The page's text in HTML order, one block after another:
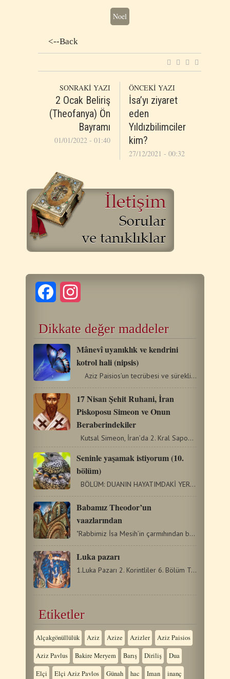
Noel
<--Back
SONRAKİ YAZI
2 Ocak Beliriş
(Theofanya) Ön
Bayramı
01/01/2022 - 01:40
ÖNCEKİ YAZI
İsa’yı ziyaret
eden
Yıldızbilimciler
kim?
27/12/2021 - 00:32
Facebook
Dikkate değer maddeler
Mânevî uyanıklık ve kendrini
kotrol hali (nipsis)
Aziz Paisios’un tecrübesi ve sürekli nipsis çalışması…
17 Nisan Şehit Ruhani, İran
Piskoposu Simeon ve Onun
Beraberindekiler
Kutsal Simeon, İran’da 2. Kral Sapon’un büyük…
Seninle yaşamak istiyorum (10.
bölüm)
BÖLÜM: DUANIN HAYATIMDAKİ YERİ NEDİR? ÖNCELİKLE, duanın…
Babamız Theodor’un
vaazlarından
"Rabbimiz İsa Mesih’in çarmıhından başka bir şeyle asla…
Luka pazarı
1.Luka Pazarı 2. Korintliler 6. Bölüm Tanrı'yla birlikte…
Etiketler
Alçakgönüllülük Aziz Azize Azizler Aziz Paisios
Aziz Pavlus Bakire Meryem Barış Diriliş Dua
Elçi Elçi Aziz Pavlos Günah hac Iman inanç